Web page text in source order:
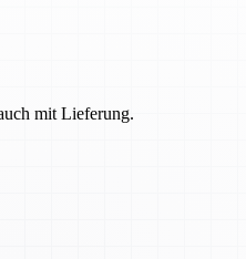
mit Lieferung.